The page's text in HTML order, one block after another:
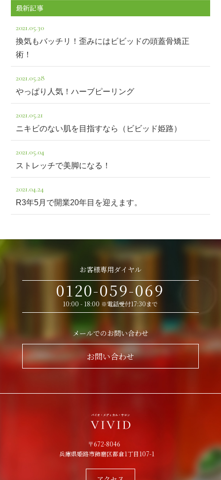
最新記事
2021.05.30
換気もバッチリ！歪みにはビビッドの頭蓋骨矯正
術！
2021.05.28
やっぱり人気！ハーブピーリング
2021.05.21
ニキビのない肌を目指すなら（ビビッド姫路）
2021.05.04
ストレッチで美脚になる！
2021.04.24
R3年5月で開業20年目を迎えます。
お客様専用ダイヤル
0120-059-069
10:00 - 18:00 ※電話受付17:30まで
メールでのお問い合わせ
お問い合わせ
〒672-8046
兵庫県姫路市飾磨区都倉1丁目107-1